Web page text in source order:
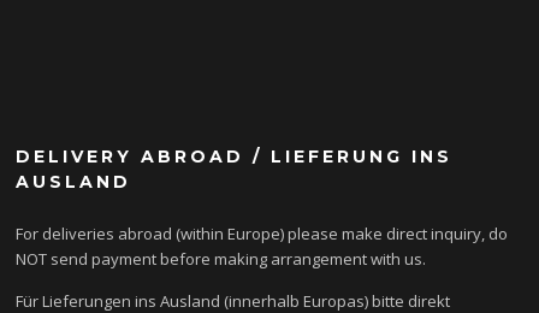
DELIVERY ABROAD / LIEFERUNG INS
AUSLAND
For deliveries abroad (within Europe) please make direct inquiry, do
NOT send payment before making arrangement with us.
Für Lieferungen ins Ausland (innerhalb Europas) bitte direkt